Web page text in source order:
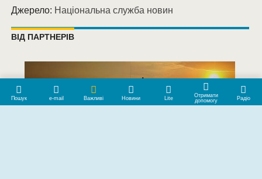
Джерело: Національна служба новин
ВІД ПАРТНЕРІВ